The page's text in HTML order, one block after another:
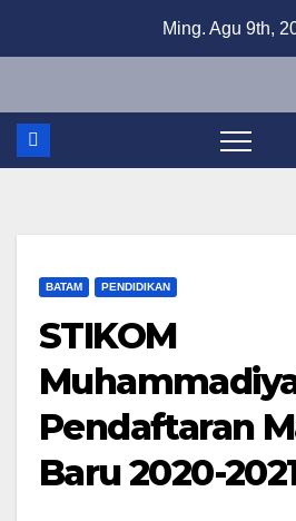
Ming. Agu 9th,
BATAM PENDIDIKAN
STIKOM
Pendaftaran
Baru 2020-